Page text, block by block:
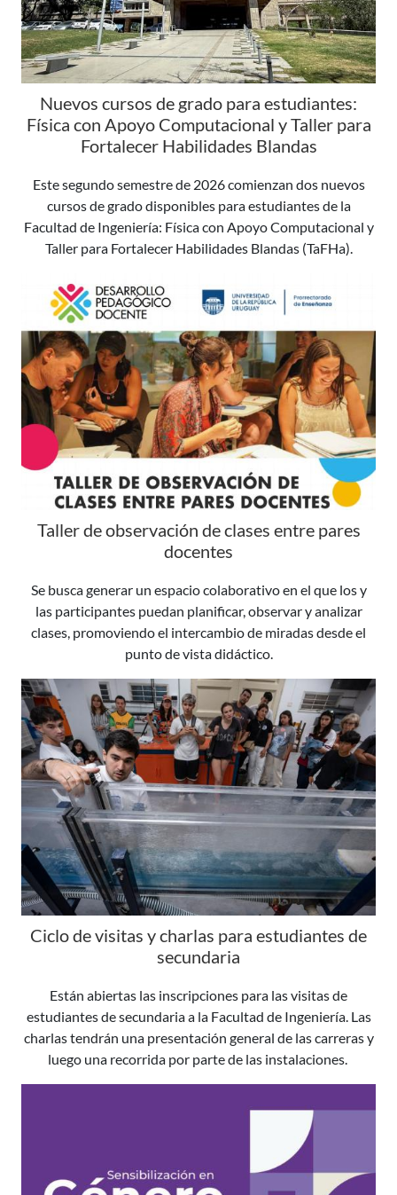
Nuevos cursos de grado para estudiantes:
Física con Apoyo Computacional y Taller para
Fortalecer Habilidades Blandas
Este segundo semestre de 2026 comienzan dos nuevos
cursos de grado disponibles para estudiantes de la
Facultad de Ingeniería: Física con Apoyo Computacional y
Taller para Fortalecer Habilidades Blandas (TaFHa).
Taller de observación de clases entre pares
docentes
Se busca generar un espacio colaborativo en el que los y
las participantes puedan planificar, observar y analizar
clases, promoviendo el intercambio de miradas desde el
punto de vista didáctico.
Ciclo de visitas y charlas para estudiantes de
secundaria
Están abiertas las inscripciones para las visitas de
estudiantes de secundaria a la Facultad de Ingeniería. Las
charlas tendrán una presentación general de las carreras y
luego una recorrida por parte de las instalaciones.